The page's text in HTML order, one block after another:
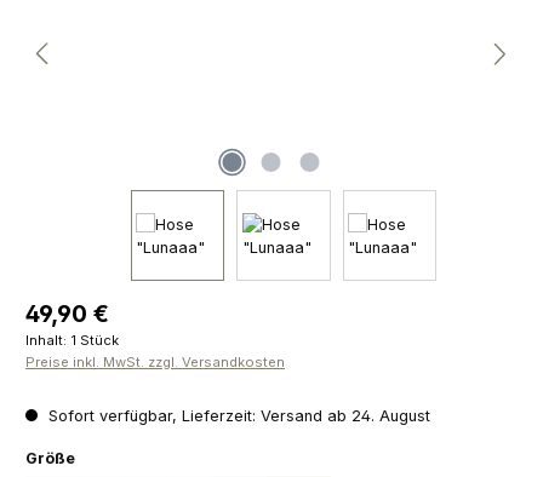
Regulärer Preis:
49,90 €
Inhalt: 1 Stück
Preise inkl. MwSt. zzgl. Versandkosten
Sofort verfügbar, Lieferzeit: Versand ab 24. August
Größeauswählen